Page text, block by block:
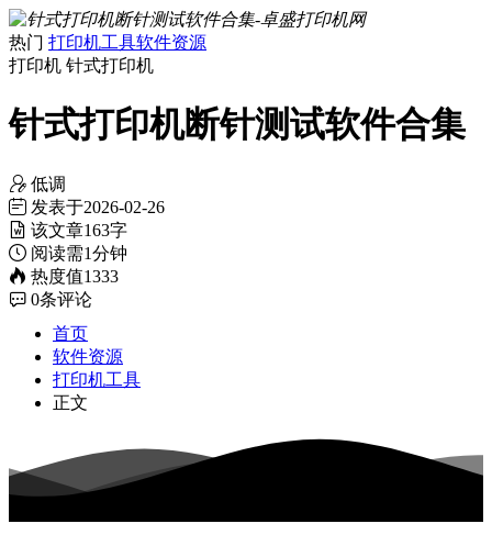
热门 打印机工具软件资源
打印机 针式打印机
针式打印机断针测试软件合集
低调
发表于2026-02-26
该文章163字
阅读需1分钟
热度值1333
0条评论
首页
软件资源
打印机工具
正文